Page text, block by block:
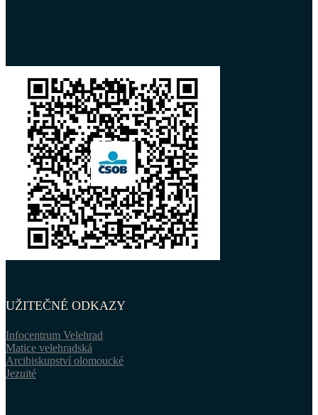
UŽITEČNÉ ODKAZY
Infocentrum Velehrad
Matice velehradská
Arcibiskupství olomoucké
Jezuité